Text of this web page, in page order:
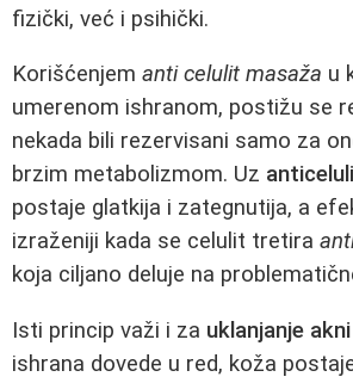
fizički, već i psihički.
Korišćenjem anti celulit masaža u
umerenom ishranom, postižu se
nekada bili rezervisani samo za
brzim metabolizmom. Uz
postaje glatkija i zategnutija, a
izraženiji kada se celulit tretira
koja ciljano deluje na
Isti princip važi i za uklanjanje akni
ishrana dovede u red, koža